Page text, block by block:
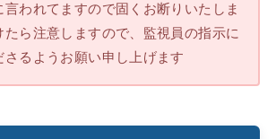
言われてますので固くお断りいたしま
たら注意しますので、監視員の指示に
さるようお願い申し上げます